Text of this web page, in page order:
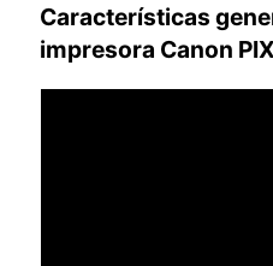
Características
impresora Canon